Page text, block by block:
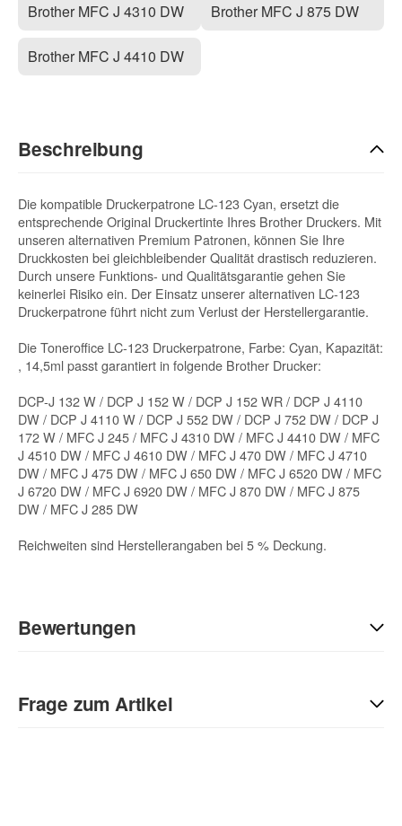
Brother MFC J 4310 DW
Brother MFC J 4410 DW
Brother MFC J 875 DW
Beschreibung
Die kompatible Druckerpatrone LC-123 Cyan, ersetzt die
entsprechende Original Druckertinte Ihres Brother Druckers. Mit
unseren alternativen Premium Patronen, können Sie Ihre
Druckkosten bei gleichbleibender Qualität drastisch reduzieren.
Durch unsere Funktions- und Qualitätsgarantie gehen Sie
keinerlei Risiko ein. Der Einsatz unserer alternativen LC-123
Druckerpatrone führt nicht zum Verlust der Herstellergarantie.
Die Toneroffice LC-123 Druckerpatrone, Farbe: Cyan, Kapazität:
, 14,5ml passt garantiert in folgende Brother Drucker:
DCP-J 132 W / DCP J 152 W / DCP J 152 WR / DCP J 4110
DW / DCP J 4110 W / DCP J 552 DW / DCP J 752 DW / DCP J
172 W / MFC J 245 / MFC J 4310 DW / MFC J 4410 DW / MFC
J 4510 DW / MFC J 4610 DW / MFC J 470 DW / MFC J 4710
DW / MFC J 475 DW / MFC J 650 DW / MFC J 6520 DW / MFC
J 6720 DW / MFC J 6920 DW / MFC J 870 DW / MFC J 875
DW / MFC J 285 DW
Reichweiten sind Herstellerangaben bei 5 % Deckung.
Bewertungen
Sie Anderen bei der Kaufentscheidung:
Frage zum Artikel